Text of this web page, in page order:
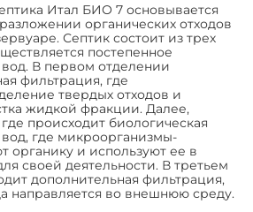
Итал БИО 7 основывается
органических отходов
Септик состоит из трех
постепенное
В первом отделении
фильтрация, где
твердых отходов и
жидкой фракции. Далее,
происходит биологическая
вод, где микроорганизмы-
органику и используют ее в
своей деятельности. В третьем
дополнительная фильтрация,
направляется во внешнюю среду.